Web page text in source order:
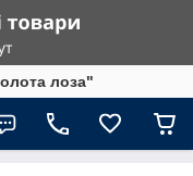
лоза"